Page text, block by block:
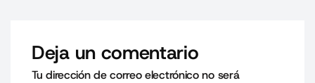
Deja un comentario
Tu dirección de correo electrónico no será